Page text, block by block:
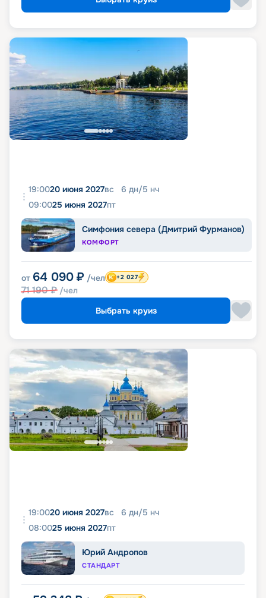
19:0020 июня 2027вс 6 дн/5 нч
09:0025 июня 2027пт
Симфония севера (Дмитрий Фурманов)
КОМФОРТ
от 64 090 ₽ /чел
71 190₽ /чел
+2 027
Выбрать круиз
19:0020 июня 2027вс 6 дн/5 нч
08:0025 июня 2027пт
Юрий Андропов
СТАНДАРТ